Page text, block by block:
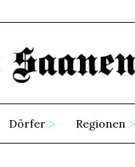
Dörfer Regionen